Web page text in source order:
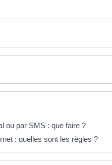
ou par SMS : que faire ?
: quelles sont les règles ?